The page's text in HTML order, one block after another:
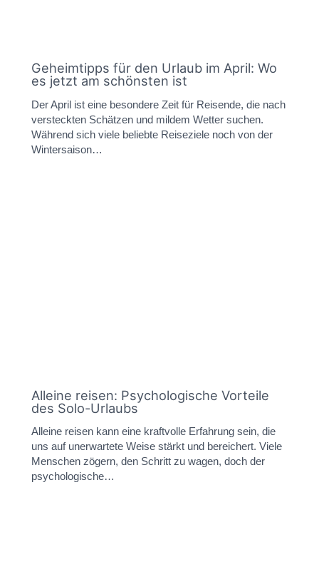
Geheimtipps für den Urlaub im April: Wo
es jetzt am schönsten ist
Der April ist eine besondere Zeit für Reisende, die nach
versteckten Schätzen und mildem Wetter suchen.
Während sich viele beliebte Reiseziele noch von der
Wintersaison…
Alleine reisen: Psychologische Vorteile
des Solo-Urlaubs
Alleine reisen kann eine kraftvolle Erfahrung sein, die
uns auf unerwartete Weise stärkt und bereichert. Viele
Menschen zögern, den Schritt zu wagen, doch der
psychologische…